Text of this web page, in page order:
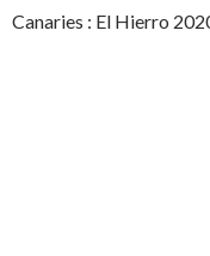
Canaries : El Hierro